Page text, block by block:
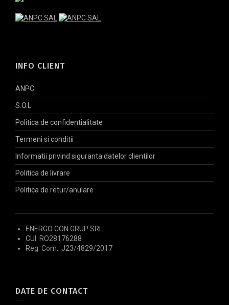
INFO CLIENT
ANPC
S.O.L
Politica de confidentialitate
Termeni si conditii
Informatii privind siguranta datelor clientilor
Politica de livrare
Politica de retur/anulare
ENERGO CON GRUP SRL
CUI: RO28176288
Reg. Com.: J23/4829/2017
DATE DE CONTACT